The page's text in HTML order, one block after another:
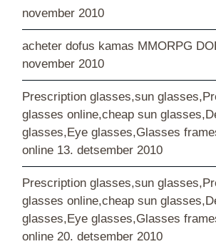
november 2010
acheter dofus kamas MMORPG
november 2010
Prescription glasses,sun
glasses online,cheap sun
glasses,Eye glasses,Glasses
online 13. detsember 2010
Prescription glasses,sun
glasses online,cheap sun
glasses,Eye glasses,Glasses
online 20. detsember 2010